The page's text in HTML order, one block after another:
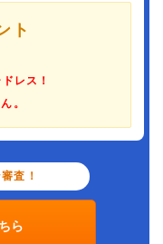
ト
レス！
。
査！
ら